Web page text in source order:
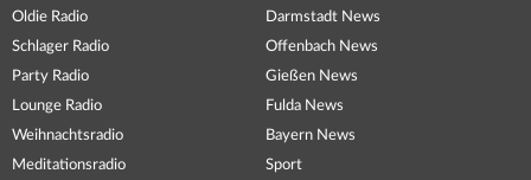
Oldie Radio
Schlager Radio
Party Radio
Lounge Radio
Weihnachtsradio
Meditationsradio
Darmstadt News
Offenbach News
Gießen News
Fulda News
Bayern News
Sport